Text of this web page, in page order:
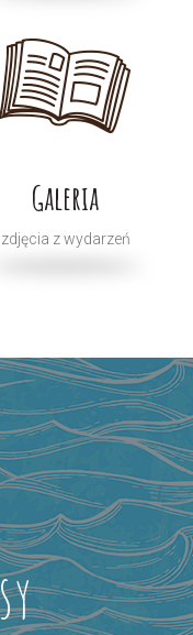
Galeria
zdjęcia z wydarzeń